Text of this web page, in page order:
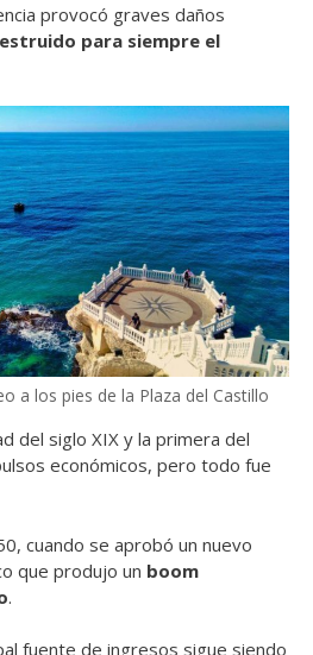
provocó graves daños
para siempre el
a los pies de la Plaza del Castillo
del siglo XIX y la primera del
económicos, pero todo fue
cuando se aprobó un nuevo
que produjo un boom
.
fuente de ingresos sigue siendo